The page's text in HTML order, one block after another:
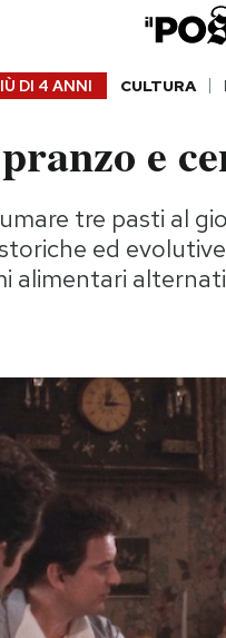
DI 4 ANNI CULTURA
e
tre pasti al
ed
alimentari